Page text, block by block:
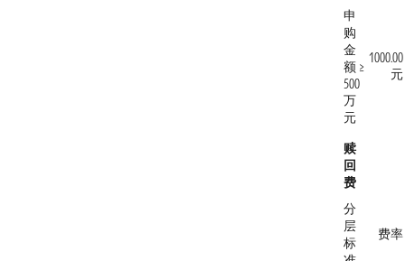
申
购
金
额 ≥
500
万
元
1000.00
元
赎
回
费
分
层
标
费率